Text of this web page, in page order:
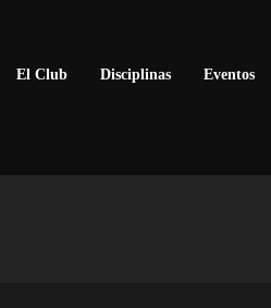
El Club Disciplinas Eventos